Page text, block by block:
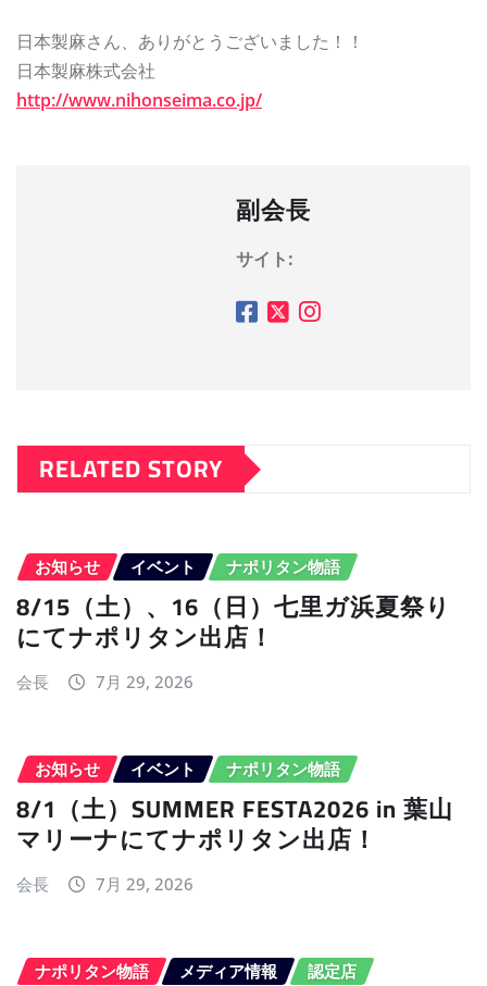
日本製麻さん、ありがとうございました！！
日本製麻株式会社
http://www.nihonseima.co.jp/
副会長
サイト:
RELATED STORY
お知らせ イベント ナポリタン物語
8/15（土）、16（日）七里ガ浜夏祭り
にてナポリタン出店！
会長 7月 29, 2026
お知らせ イベント ナポリタン物語
8/1（土）SUMMER FESTA2026 in 葉山
マリーナにてナポリタン出店！
会長 7月 29, 2026
ナポリタン物語 メディア情報 認定店